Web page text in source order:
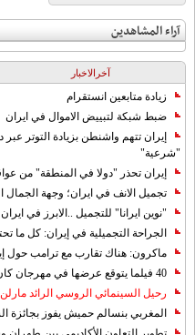
آراء المشاهدين
آخرالاخبار
زيادة متابعين انستقرام
ضبط شبكة لتبييض الاموال في ايران
إيران تتهم واشنطن بزيادة التوتر
"شرعية"
إيران تحذر "دولا في المنطقة" من
تجميل الانف في ايران؛ وجهة الجمال
"نوين ايرانا" للتجميل ..الابرز في
الجراحة التجميلية في إيران: كل ما
ماكرون: هناك تقارب مع ترامب حول
40 فيلما يتوقع عرضها في مهرجان كان 2019
رحيل السينمائي الروسي الرائد
المغربي بنسالم حميش يفوز بجائزة